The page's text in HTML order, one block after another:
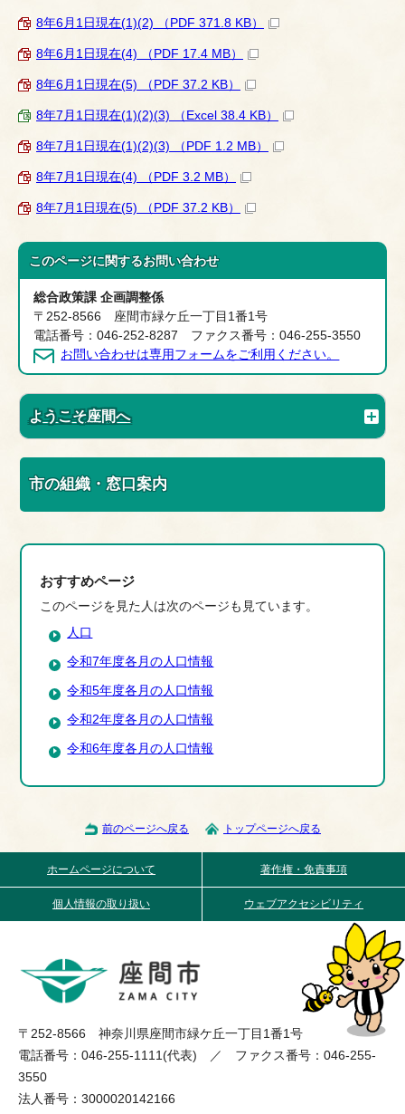
8年6月1日現在(1)(2) （PDF 371.8 KB）
8年6月1日現在(4) （PDF 17.4 MB）
8年6月1日現在(5) （PDF 37.2 KB）
8年7月1日現在(1)(2)(3) （Excel 38.4 KB）
8年7月1日現在(1)(2)(3) （PDF 1.2 MB）
8年7月1日現在(4) （PDF 3.2 MB）
8年7月1日現在(5) （PDF 37.2 KB）
このページに関するお問い合わせ
総合政策課 企画調整係
〒252-8566 座間市緑ケ丘一丁目1番1号
電話番号：046-252-8287 ファクス番号：046-255-3550
お問い合わせは専用フォームをご利用ください。
ようこそ座間へ
市の組織・窓口案内
おすすめページ
このページを見た人は次のページも見ています。
人口
令和7年度各月の人口情報
令和5年度各月の人口情報
令和2年度各月の人口情報
令和6年度各月の人口情報
前のページへ戻る トップページへ戻る
ホームページについて 著作権・免責事項
個人情報の取り扱い ウェブアクセシビリティ
〒252-8566 神奈川県座間市緑ケ丘一丁目1番1号
電話番号：046-255-1111(代表) ／ ファクス番号：046-255-
3550
法人番号：3000020142166